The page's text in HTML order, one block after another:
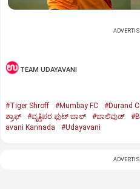
TEAM UDAYAVANI
#Tiger Shroff‌ #Mumbay FC #Durand
ಶ್ರಾಫ್‌
#ವೃತ್ತಿಪರ ಫುಟ್‌ ಬಾಲ್‌ #ಬಾಲಿವುಡ್‌
avani Kannada
#Udayavani